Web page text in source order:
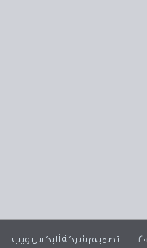
تصميم شركة أليكس ويب